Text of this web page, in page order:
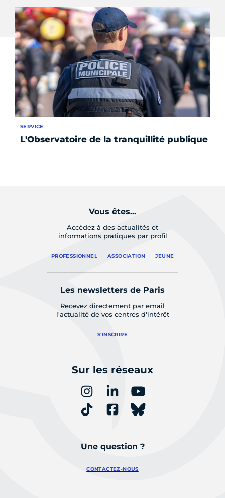
L'Observatoire de la tranquillité publique
SERVICE
Vous êtes...
Accédez à des actualités et
informations pratiques par profil
PROFESSIONNEL ASSOCIATION JEUNE
Les newsletters de Paris
Recevez directement par email
l'actualité de vos centres d'intérêt
S'INSCRIRE
Sur les réseaux
Une question ?
CONTACTEZ-NOUS